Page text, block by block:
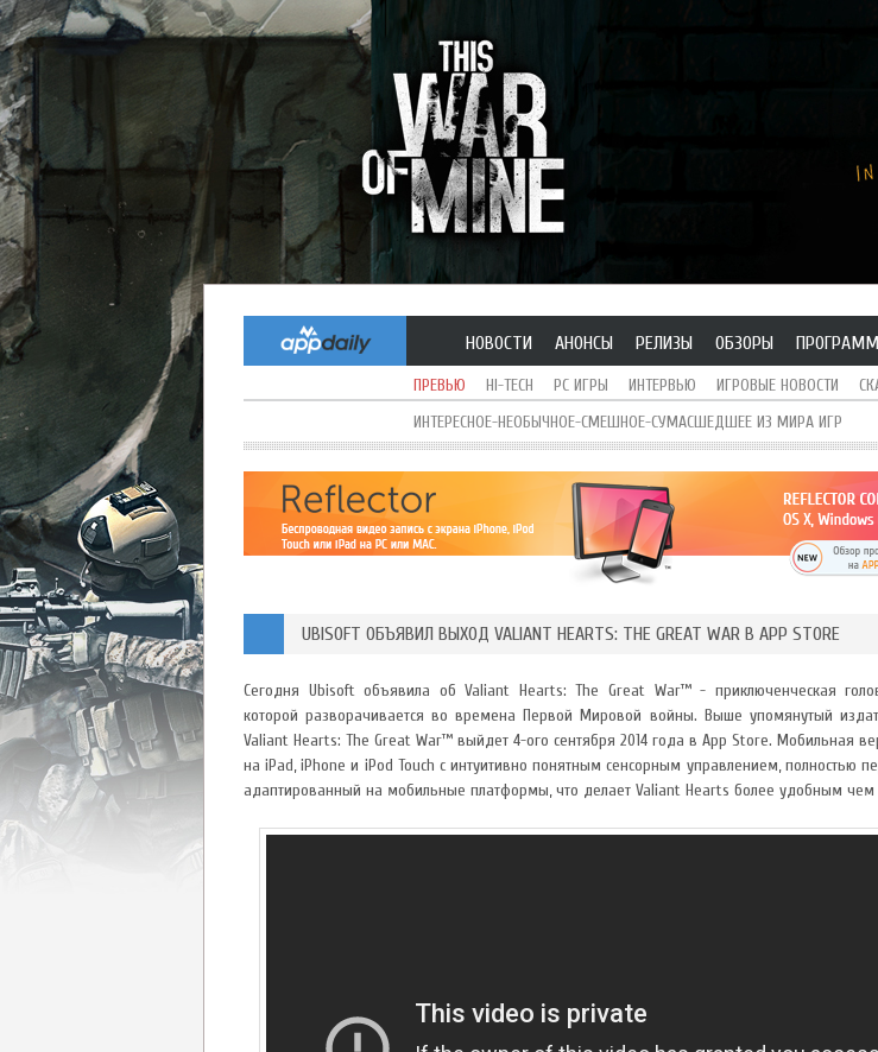
НОВОСТИ АНОНСЫ РЕЛИЗЫ ОБЗОРЫ
ПРЕВЬЮ HI-TECH PC ИГРЫ ИНТЕРВЬЮ ИГРОВЫЕ НОВОСТИ
ИНТЕРЕСНОЕ-НЕОБЫЧНОЕ-СМЕШНОЕ-СУМАСШЕДШЕЕ ИЗ МИРА ИГР
UBISOFT ОБЪЯВИЛ ВЫХОД VALIANT HEARTS: THE GREAT WAR В APP STORE
Сегодня Ubisoft объявила об Valiant Hearts: The Great War™ - приключенческая
которой разворачивается во времена Первой Мировой войны. Выше упомянутый
Valiant Hearts: The Great War™ выйдет 4-ого сентября 2014 года в App Store. Мобильная
на iPad, iPhone и iPod Touch с интуитивно понятным сенсорным управлением, полностью
адаптированный на мобильные платформы, что делает Valiant Hearts более удобным чем